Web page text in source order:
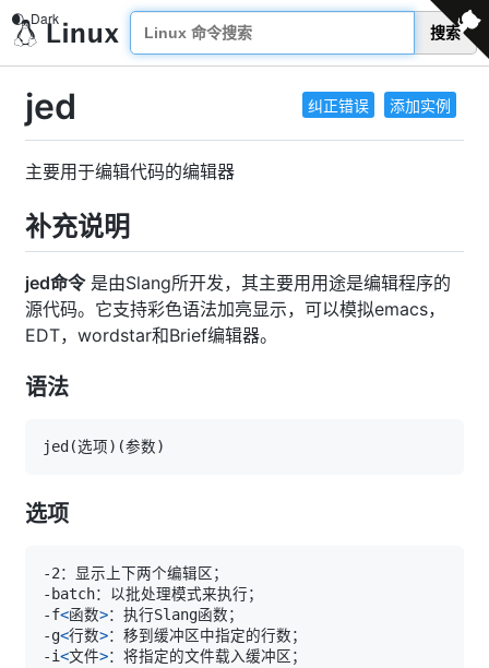
搜索
纠正错误 添加实例
jed
主要用于编辑代码的编辑器
补充说明
jed命令是由Slang所开发，其主要用用途是编辑程序的
源代码。它支持彩色语法加亮显示，可以模拟emacs，
EDT，wordstar和Brief编辑器。
语法
jed (选项) (参数)
选项
-f<函数>
-g<行数>
-i<文件>